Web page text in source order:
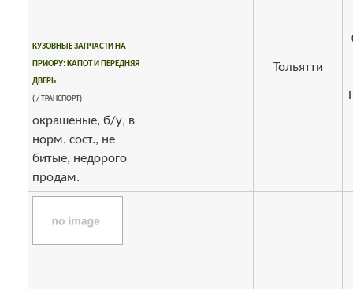
КУЗОВНЫЕ ЗАПЧАСТИ НА
ПРИОРУ: КАПОТ И ПЕРЕДНЯЯ
ДВЕРЬ
( / ТРАНСПОРТ)
окрашеные, б/у, в
норм. сост., не
битые, недорого
продам.
Тольятти